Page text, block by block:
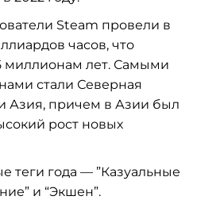
Steam провели в
часов, что
миллионам лет. Самыми
стали Северная
Азия, причем в Азии был
рост новых
теги года — ”Казуальные
и “Экшен”.